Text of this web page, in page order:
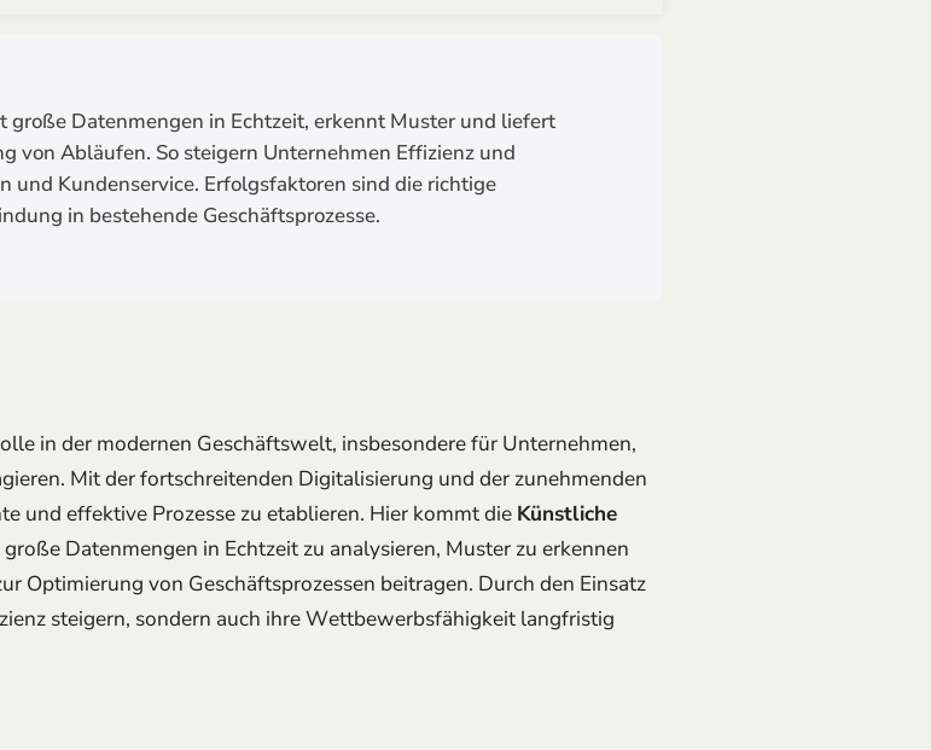
Datenmengen in Echtzeit, erkennt Muster und liefert
von Abläufen. So steigern Unternehmen Effizienz und
Kundenservice. Erfolgsfaktoren sind die richtige
in bestehende Geschäftsprozesse.
in der modernen Geschäftswelt, insbesondere für Unternehmen,
Mit der fortschreitenden Digitalisierung und der zunehmenden
und effektive Prozesse zu etablieren. Hier kommt die Künstliche
Datenmengen in Echtzeit zu analysieren, Muster zu erkennen
Optimierung von Geschäftsprozessen beitragen. Durch den Einsatz
steigern, sondern auch ihre Wettbewerbsfähigkeit langfristig